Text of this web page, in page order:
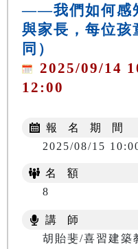
——我們如何感
與家長，每位孩
同）
2025/09/14
12:00
報 名 期 間
2025/08/15
名 額
8
講 師
胡貽斐/喜習建築